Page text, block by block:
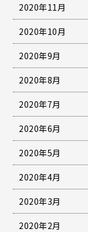
2020年11月
2020年10月
2020年9月
2020年8月
2020年7月
2020年6月
2020年5月
2020年4月
2020年3月
2020年2月